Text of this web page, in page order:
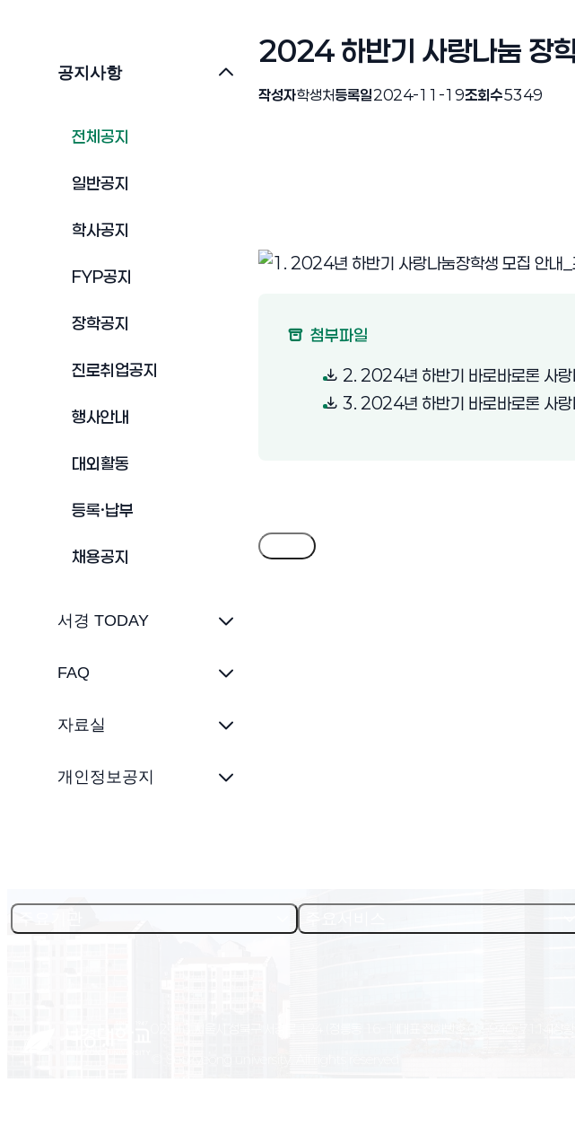
공지사항
전체공지
일반공지
학사공지
FYP공지
장학공지
진로취업공지
행사안내
대외활동
등록·납부
채용공지
서경 TODAY
FAQ
자료실
개인정보공지
2024 하반기 사랑나눔 장
작성자학생처등록일2024-11-19조회수5349
첨부파일
2. 2024년 하반기 바로바로론 사
3. 2024년 하반기 바로바로론 사랑